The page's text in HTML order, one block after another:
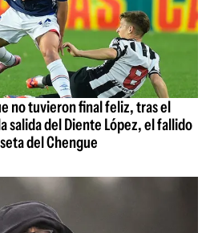
no tuvieron final feliz, tras el
salida del Diente López, el fallido
del Chengue